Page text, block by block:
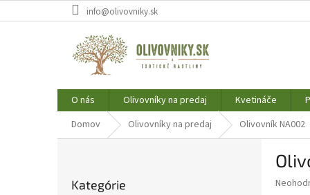
na
info@olivovniky.sk
O nás Olivovníky na predaj Kvetináče
Domov
Olivovníky na predaj Olivovník NA002
kategórie
Kategórie